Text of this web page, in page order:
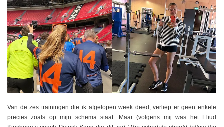
Van de zes trainingen die ik afgelopen week deed, verliep er geen enkele
precies zoals op mijn schema staat. Maar (volgens mij was het Eliud